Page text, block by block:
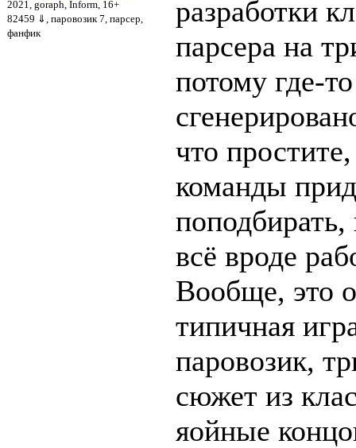
2021, goraph, Inform, 16+
82459 ⇓ , паровозик 7, парсер,
фанфик
разработки
парсера на
потому где-
что
команды
всё вроде
Вообще, это
типичная
паровозик,
сюжет из
яойные